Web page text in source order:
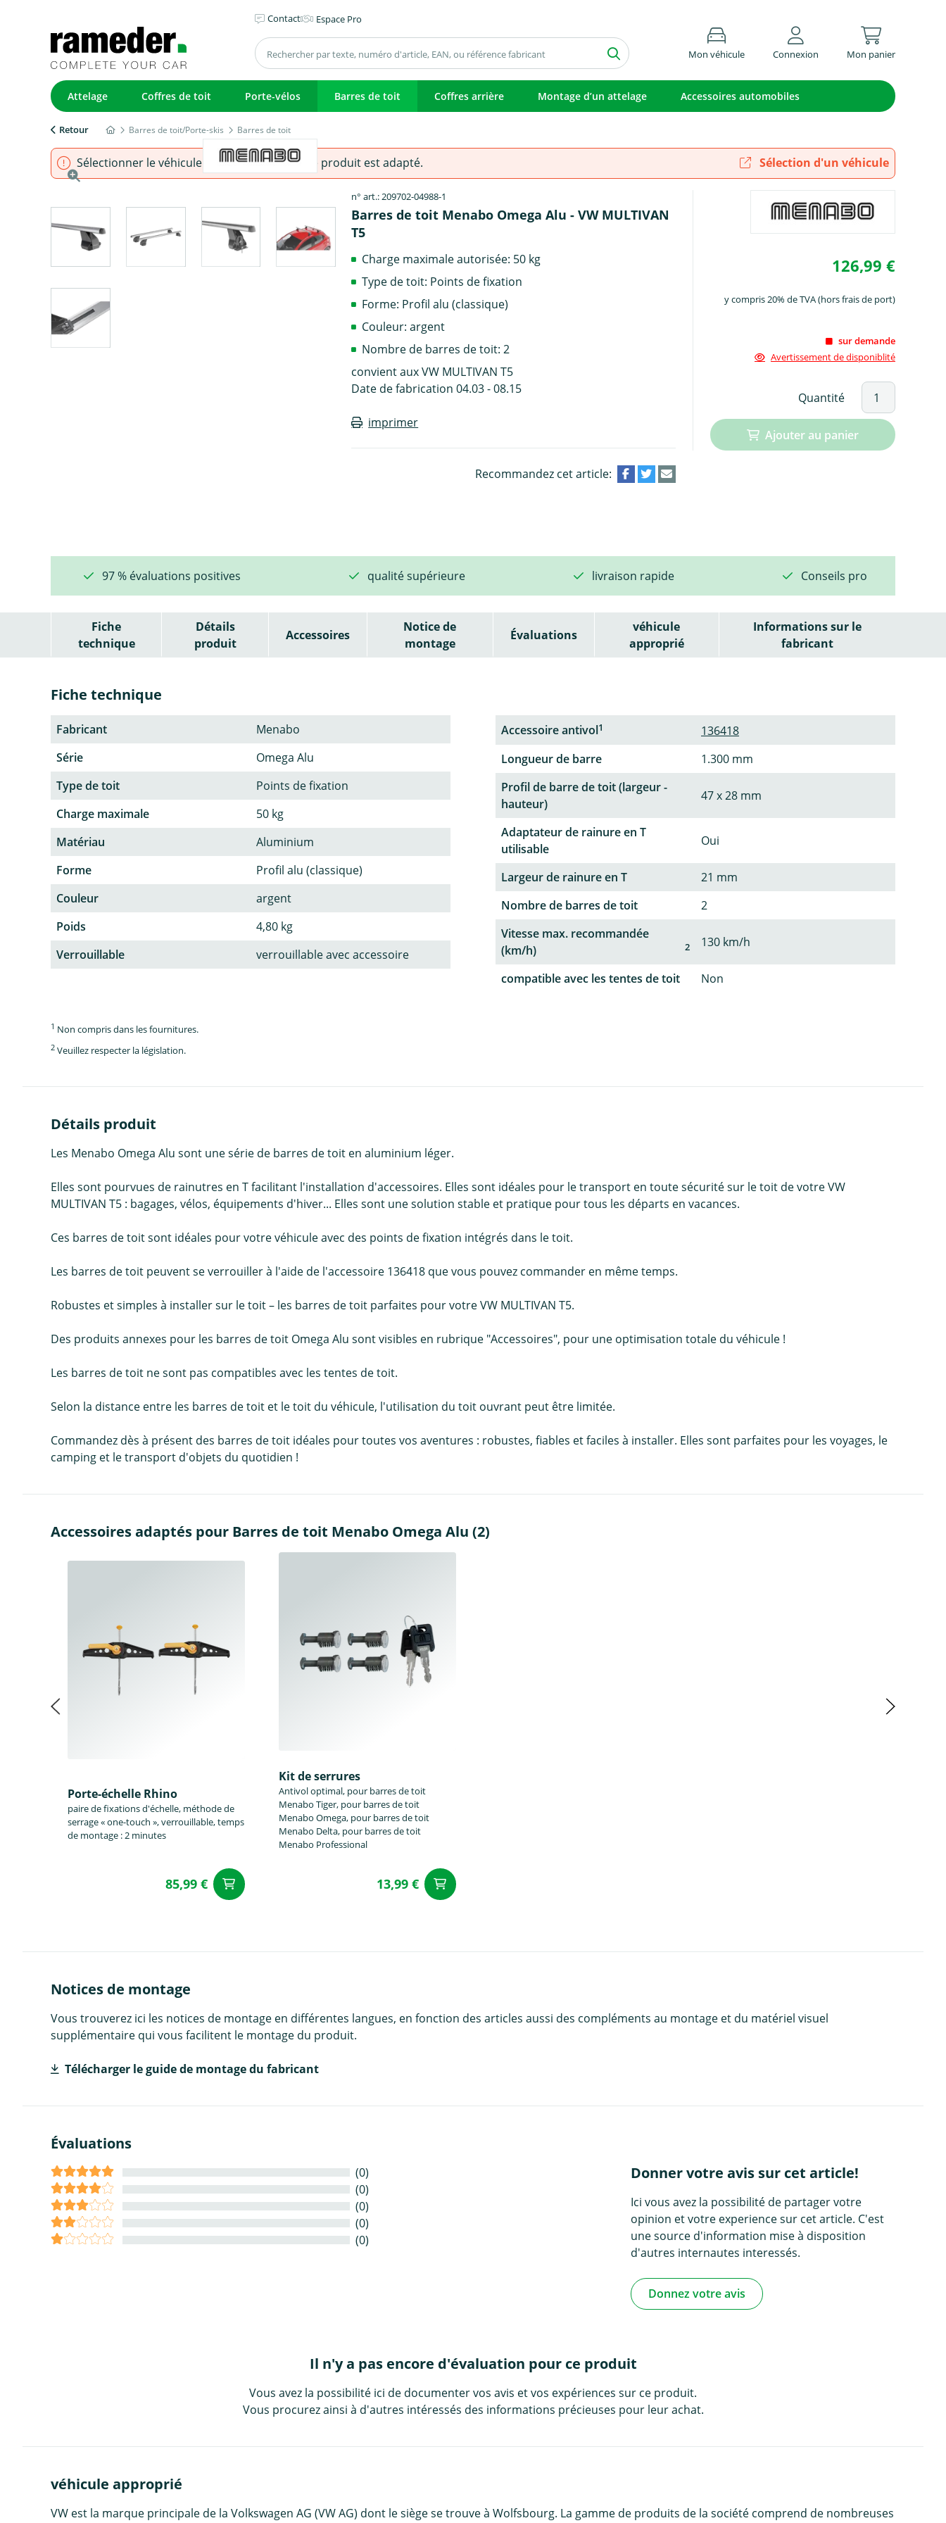
Contact Espace Pro
Mon véhicule Connexion Mon panier
Attelage Coffres de toit Porte-vélos Barres de toit Coffres arrière Montage d’un attelage Accessoires automobiles
Retour Barres de toit/Porte-skis Barres de toit
Sélectionner le véhicule pour s'assurer que le produit est adapté. Sélection d'un véhicule
n° art.: 209702-04988-1
Barres de toit Menabo Omega Alu - VW MULTIVAN
T5
Charge maximale autorisée: 50 kg
Type de toit: Points de fixation
Forme: Profil alu (classique)
Couleur: argent
Nombre de barres de toit: 2
convient aux VW MULTIVAN T5
Date de fabrication 04.03 - 08.15
imprimer
Recommandez cet article:
126,99 €
y compris 20% de TVA (hors frais de port)
sur demande
Avertissement de disponiblité
Quantité
Ajouter au panier
97 % évaluations positives qualité supérieure livraison rapide Conseils pro
Fiche
technique
Détails
produit
Accessoires
Notice de
montage
Évaluations
véhicule
approprié
Informations sur le
fabricant
Fiche technique
Fabricant
Menabo
Série
Omega Alu
Type de toit
Points de fixation
Charge maximale
50 kg
Matériau
Aluminium
Forme
Profil alu (classique)
Couleur
argent
Poids
4,80 kg
Verrouillable
verrouillable avec accessoire
Accessoire antivol1
136418
Longueur de barre
1.300 mm
Profil de barre de toit (largeur -
hauteur)
47 x 28 mm
Adaptateur de rainure en T
utilisable
Oui
Largeur de rainure en T
21 mm
Nombre de barres de toit
2
Vitesse max. recommandée
(km/h)
2 130 km/h
compatible avec les tentes de toit Non
1 Non compris dans les fournitures.
2 Veuillez respecter la législation.
Détails produit
Les Menabo Omega Alu sont une série de barres de toit en aluminium léger.
Elles sont pourvues de rainutres en T facilitant l'installation d'accessoires. Elles sont idéales pour le transport en toute sécurité sur le toit de votre VW
MULTIVAN T5 : bagages, vélos, équipements d'hiver... Elles sont une solution stable et pratique pour tous les départs en vacances.
Ces barres de toit sont idéales pour votre véhicule avec des points de fixation intégrés dans le toit.
Les barres de toit peuvent se verrouiller à l'aide de l'accessoire 136418 que vous pouvez commander en même temps.
Robustes et simples à installer sur le toit – les barres de toit parfaites pour votre VW MULTIVAN T5.
Des produits annexes pour les barres de toit Omega Alu sont visibles en rubrique "Accessoires", pour une optimisation totale du véhicule !
Les barres de toit ne sont pas compatibles avec les tentes de toit.
Selon la distance entre les barres de toit et le toit du véhicule, l'utilisation du toit ouvrant peut être limitée.
Commandez dès à présent des barres de toit idéales pour toutes vos aventures : robustes, fiables et faciles à installer. Elles sont parfaites pour les voyages, le
camping et le transport d'objets du quotidien !
Accessoires adaptés pour Barres de toit Menabo Omega Alu (2)
Porte-échelle Rhino
paire de fixations d'échelle, méthode de
serrage « one-touch », verrouillable, temps
de montage : 2 minutes
85,99 €
Kit de serrures
Antivol optimal, pour barres de toit
Menabo Tiger, pour barres de toit
Menabo Omega, pour barres de toit
Menabo Delta, pour barres de toit
Menabo Professional
13,99 €
Notices de montage
Vous trouverez ici les notices de montage en différentes langues, en fonction des articles aussi des compléments au montage et du matériel visuel
supplémentaire qui vous facilitent le montage du produit.
Télécharger le guide de montage du fabricant
Évaluations
(0)
(0)
(0)
(0)
(0)
Donner votre avis sur cet article!
Ici vous avez la possibilité de partager votre
opinion et votre experience sur cet article. C'est
une source d'information mise à disposition
d'autres internautes interessés.
Donnez votre avis
Il n'y a pas encore d'évaluation pour ce produit
Vous avez la possibilité ici de documenter vos avis et vos expériences sur ce produit.
Vous procurez ainsi à d'autres intéressés des informations précieuses pour leur achat.
véhicule approprié
VW est la marque principale de la Volkswagen AG (VW AG) dont le siège se trouve à Wolfsbourg. La gamme de produits de la société comprend de nombreuses